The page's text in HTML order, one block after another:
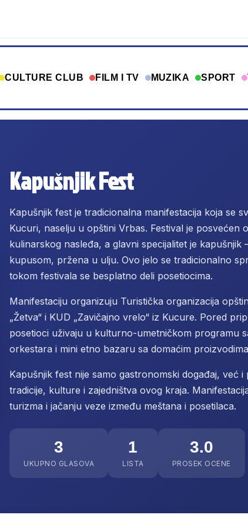
CULTURE CLUB FILM I TV MUZIKA SPORT
Kapušnjik Fest
Kapušnjik fest je tradicionalna manifestacija koja se
Kucuri, naselju u opštini Vrbas. Festival je posvećen
kulinarskog nasleđa, a glavni specijalitet je kapušnjik
kupusom, pržena u ulju. Ovo jelo se tradicionalno
tokom festivala se besplatno deli posetiocima.
Manifestaciju organizuju Turistička organizacija
„Žetva“ i KUD „Zavičajno vrelo“ iz Kucure. Pored
posetioci uživaju u kulturno-umetničkom programu
orkestara i mini etno bazaru sa domaćim
Kapušnjik fest nije samo gastronomski događaj, već
tradicije, kulture i zajedništva ovog kraja.
turizma i jačanju veze između meštana i posetilaca.
3
UKUPNO GLASOVA
1
LISTA
3.0
PROSEK OCENE